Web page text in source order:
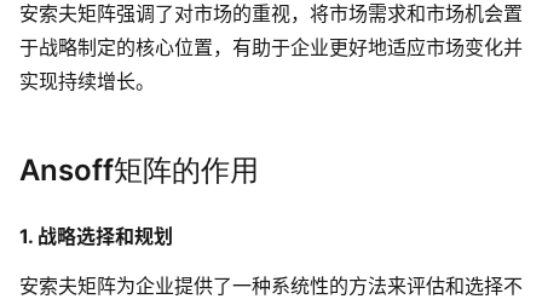
知识分享社区
探索创意灵感与高效协作技巧
安索夫矩阵强调了对市场的重视，将市场需求和市场机会置
于战略制定的核心位置，有助于企业更好地适应市场变化并
实现持续增长。
Ansoff矩阵的作用
1. 战略选择和规划
安索夫矩阵为企业提供了一种系统性的方法来评估和选择不